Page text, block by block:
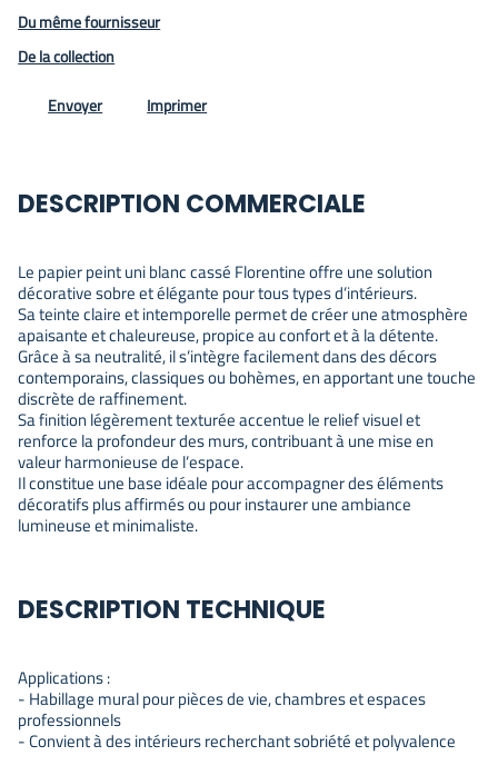
Du même fournisseur
De la collection
Envoyer Imprimer
DESCRIPTION COMMERCIALE
Le papier peint uni blanc cassé Florentine offre une solution
décorative sobre et élégante pour tous types d’intérieurs.
Sa teinte claire et intemporelle permet de créer une atmosphère
apaisante et chaleureuse, propice au confort et à la détente.
Grâce à sa neutralité, il s’intègre facilement dans des décors
contemporains, classiques ou bohèmes, en apportant une touche
discrète de raffinement.
Sa finition légèrement texturée accentue le relief visuel et
renforce la profondeur des murs, contribuant à une mise en
valeur harmonieuse de l’espace.
Il constitue une base idéale pour accompagner des éléments
décoratifs plus affirmés ou pour instaurer une ambiance
lumineuse et minimaliste.
DESCRIPTION TECHNIQUE
Applications :
- Habillage mural pour pièces de vie, chambres et espaces
professionnels
- Convient à des intérieurs recherchant sobriété et polyvalence